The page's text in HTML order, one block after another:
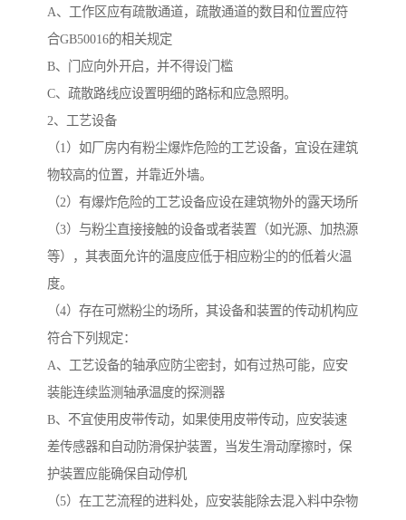
A、工作区应有疏散通道，疏散通道的数目和位置应符
合GB50016的相关规定
B、门应向外开启，并不得设门槛
C、疏散路线应设置明细的路标和应急照明。
2、工艺设备
（1）如厂房内有粉尘爆炸危险的工艺设备，宜设在建筑
物较高的位置，并靠近外墙。
（2）有爆炸危险的工艺设备应设在建筑物外的露天场所
（3）与粉尘直接接触的设备或者装置（如光源、加热源
等），其表面允许的温度应低于相应粉尘的的低着火温
度。
（4）存在可燃粉尘的场所，其设备和装置的传动机构应
符合下列规定：
A、工艺设备的轴承应防尘密封，如有过热可能，应安
装能连续监测轴承温度的探测器
B、不宜使用皮带传动，如果使用皮带传动，应安装速
差传感器和自动防滑保护装置，当发生滑动摩擦时，保
护装置应能确保自动停机
（5）在工艺流程的进料处，应安装能除去混入料中杂物